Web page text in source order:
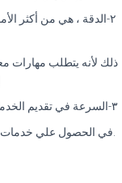
٢-الدقة ، هي من أكثر
ذلك لأنه يتطلب مهارات
٣-السرعة في تقديم الخدمات ، حين لذا يعد التوكيل مقصد كافة العملاء الراغبين
.في الحصول علي خدمات